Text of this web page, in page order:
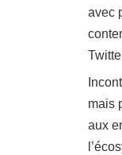
avec
mais
aux